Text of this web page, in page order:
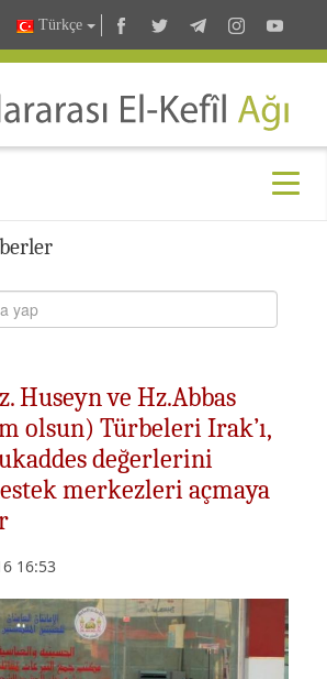
Türkçe
Huseyn ve Hz.Abbas
olsun) Türbeleri Irak’ı,
değerlerini
merkezleri açmaya
16:53